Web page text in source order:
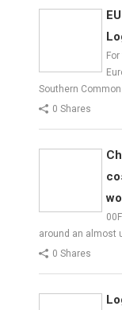
Southern
0 Shares
around an almost
0 Shares